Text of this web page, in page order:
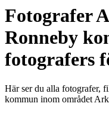
Fotografer
Ronneby
fotografers
Här ser du alla fotografer,
kommun inom området